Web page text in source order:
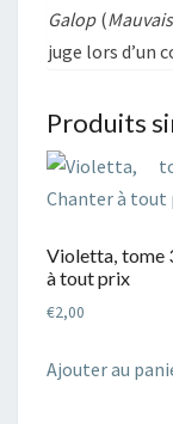
Galop(
juge lors d’un
Produits
Violetta, tome
à tout prix
€2,00
Ajouter au